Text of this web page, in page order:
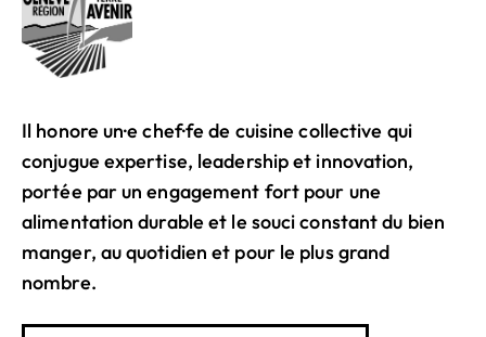
Il honore un·e chef·fe de cuisine collective qui
conjugue expertise, leadership et innovation,
portée par un engagement fort pour une
alimentation durable et le souci constant du bien
manger, au quotidien et pour le plus grand
nombre.